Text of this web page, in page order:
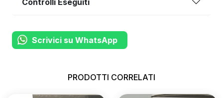
Scrivici su WhatsApp
PRODOTTI CORRELATI